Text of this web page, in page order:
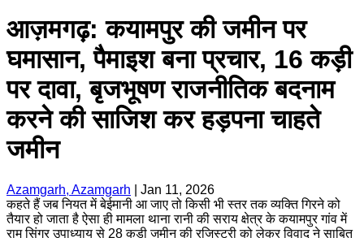
आज़मगढ़: कयामपुर की जमीन पर
घमासान, पैमाइश बना प्रचार, 16 कड़ी
पर दावा, बृजभूषण राजनीतिक बदनाम
करने की साजिश कर हड़पना चाहते
जमीन
Azamgarh, Azamgarh
Jan 11, 2026
कहते हैं जब नियत में बेईमानी आ जाए तो किसी भी स्तर तक व्यक्ति गिरने को
तैयार हो जाता है ऐसा ही मामला थाना रानी की सराय क्षेत्र के कयामपुर गांव में
राम सिंगर उपाध्याय से 28 कड़ी जमीन की रजिस्ट्री को लेकर विवाद ने साबित